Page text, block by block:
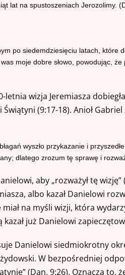
lat na spustoszeniach Jerozolimy.
po siedemdziesięciu latach, które
moje dobre słowo, powodując,
letnia wizja Jeremiasza
(9:17-18). Anioł
wyszło przykazaniei
dlatego zrozum tę sprawę i
aby „rozważył tę
albo kazał Danielowi
na myśli wizji, która
kazał już Danielowi
Danielowi siedmiokrotny
W bezpośredniej
(Dan. 9:26). Oznacza to,